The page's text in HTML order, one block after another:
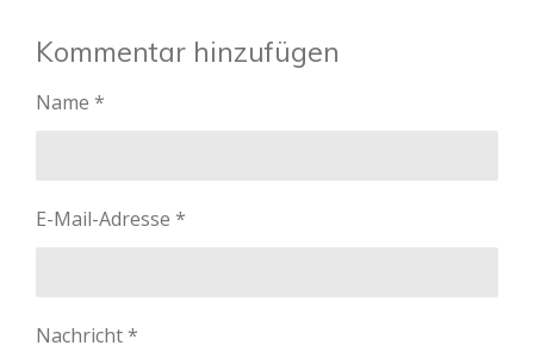
o
k
Kommentar hinzufügen
Name *
E-Mail-Adresse *
Nachricht *